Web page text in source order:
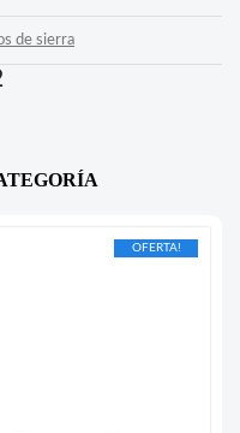
de sierra
OFERTA!